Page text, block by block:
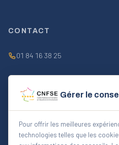
CONTACT
01 84 16 38 25
Gérer le
Pour offrir les meilleures
technologies telles que les